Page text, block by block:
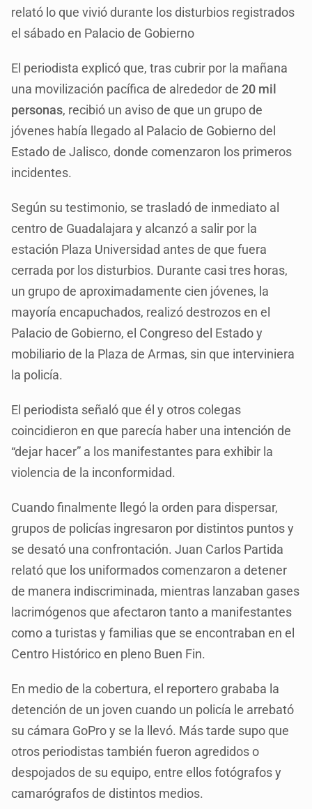
relató lo que vivió durante los disturbios registrados
el sábado en Palacio de Gobierno
El periodista explicó que, tras cubrir por la mañana
una movilización pacífica de alrededor de20 mil
personas, recibió un aviso de que un grupo de
jóvenes había llegado al Palacio de Gobierno del
Estado de Jalisco, donde comenzaron los primeros
incidentes.
Según su testimonio, se trasladó de inmediato al
centro de Guadalajara y alcanzó a salir por la
estación Plaza Universidad antes de que fuera
cerrada por los disturbios. Durante casi tres horas,
un grupo de aproximadamente cien jóvenes, la
mayoría encapuchados, realizó destrozos en el
Palacio de Gobierno, el Congreso del Estado y
mobiliario de la Plaza de Armas, sin que interviniera
la policía.
El periodista señaló que él y otros colegas
coincidieron en que parecía haber una intención de
“dejar hacer” a los manifestantes para exhibir la
violencia de la inconformidad.
Cuando finalmente llegó la orden para dispersar,
grupos de policías ingresaron por distintos puntos y
se desató una confrontación. Juan Carlos Partida
relató que los uniformados comenzaron a detener
de manera indiscriminada, mientras lanzaban gases
lacrimógenos que afectaron tanto a manifestantes
como a turistas y familias que se encontraban en el
Centro Histórico en pleno Buen Fin.
En medio de la cobertura, el reportero grababa la
detención de un joven cuando un policía le arrebató
su cámara GoPro y se la llevó. Más tarde supo que
otros periodistas también fueron agredidos o
despojados de su equipo, entre ellos fotógrafos y
camarógrafos de distintos medios.